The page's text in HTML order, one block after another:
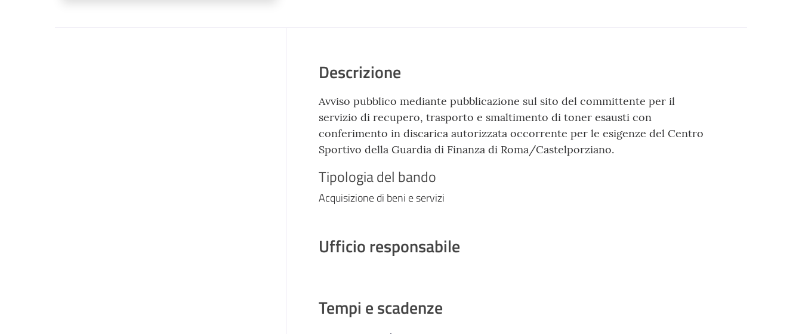
Descrizione
Avviso pubblico mediante pubblicazione sul sito del committente per il
servizio di recupero, trasporto e smaltimento di toner esausti con
conferimento in discarica autorizzata occorrente per le esigenze del Centro
Sportivo della Guardia di Finanza di Roma/Castelporziano.
Tipologia del bando
Acquisizione di beni e servizi
Ufficio responsabile
Tempi e scadenze